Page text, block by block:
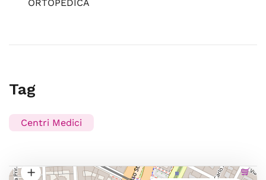
ORTOPEDICA
Tag
Centri Medici